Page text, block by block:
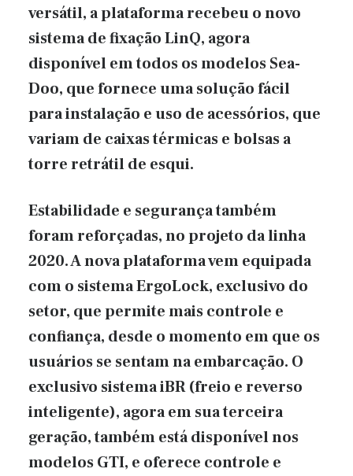
versátil, a plataforma recebeu o novo
sistema de fixação LinQ, agora
disponível em todos os modelos Sea-
Doo, que fornece uma solução fácil
para instalação e uso de acessórios, que
variam de caixas térmicas e bolsas a
torre retrátil de esqui.
Estabilidade e segurança também
foram reforçadas, no projeto da linha
2020. A nova plataforma vem equipada
com o sistema ErgoLock, exclusivo do
setor, que permite mais controle e
confiança, desde o momento em que os
usuários se sentam na embarcação. O
exclusivo sistema iBR (freio e reverso
inteligente), agora em sua terceira
geração, também está disponível nos
modelos GTI, e oferece controle e